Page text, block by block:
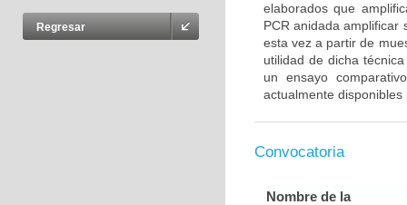
Regresar
elaborados que
PCR anidada amplificar
esta vez a partir de
utilidad de dicha
un ensayo
actualmente
Convocatoria
Nombre de la